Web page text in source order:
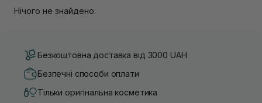
Нічого не знайдено.
Безкоштовна доставка від 3000 UAH
Безпечні способи оплати
Тільки оригінальна косметика